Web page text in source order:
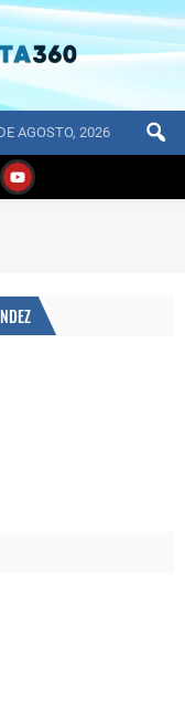
AGOSTO, 2026